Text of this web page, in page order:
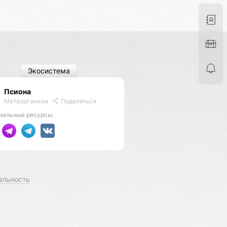
Псиона
Метаорганизм
Поделиться
ресурсы:
Экосистема